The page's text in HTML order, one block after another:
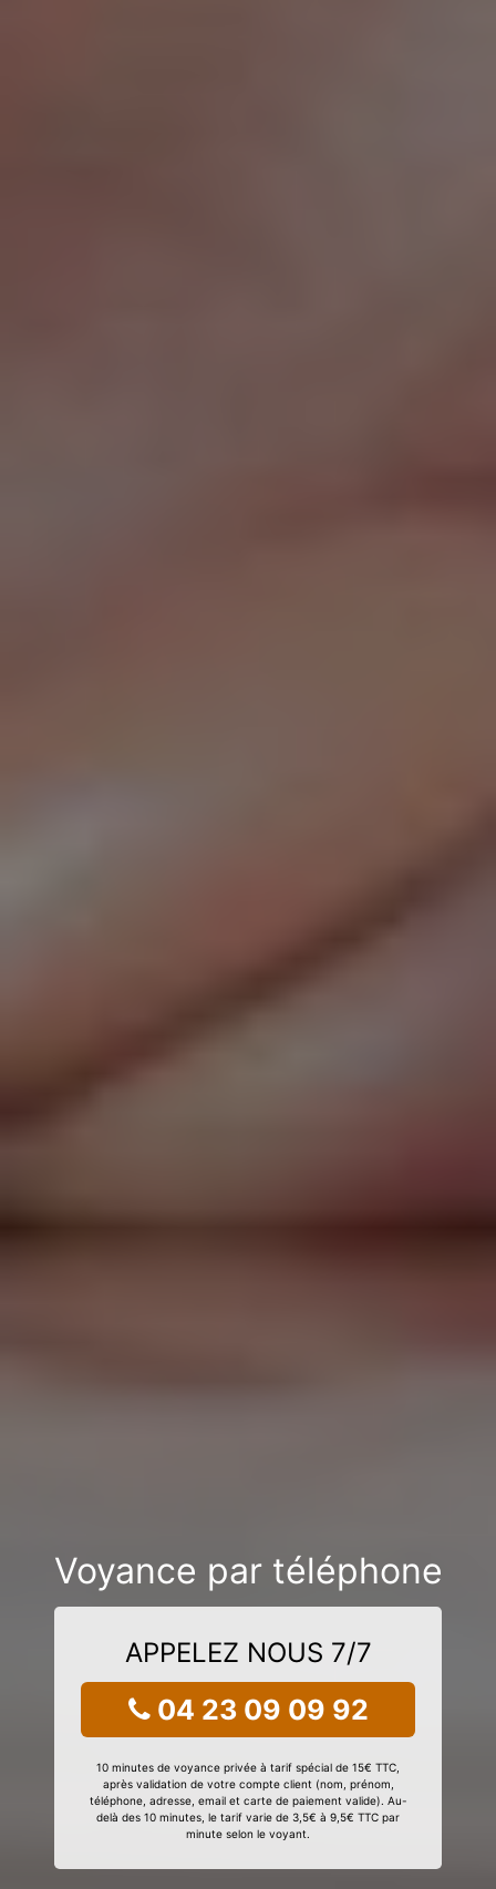
Voyance par téléphone
APPELEZ NOUS 7/7
04 23 09 09 92
10 minutes de voyance privée à tarif spécial de 15€ TTC,
après validation de votre compte client (nom, prénom,
téléphone, adresse, email et carte de paiement valide). Au-
delà des 10 minutes, le tarif varie de 3,5€ à 9,5€ TTC par
minute selon le voyant.